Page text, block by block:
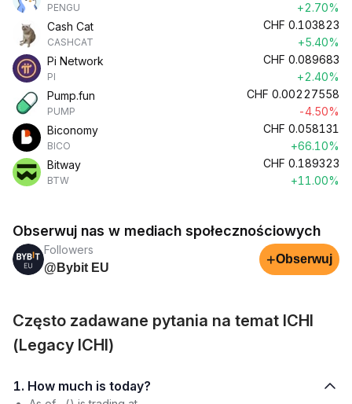
PENGU
+2.70%
Cash Cat
CASHCAT
CHF 0.103823
+5.40%
Pi Network
PI
CHF 0.089683
+2.40%
Pump.fun
PUMP
CHF 0.00227558
-4.50%
Biconomy
BICO
CHF 0.058131
+66.10%
Bitway
BTW
CHF 0.189323
+11.00%
Obserwuj nas w mediach społecznościowych
Followers
@Bybit EU
+Obserwuj
Często zadawane pytania na temat ICHI
(Legacy ICHI)
1. How much is today?